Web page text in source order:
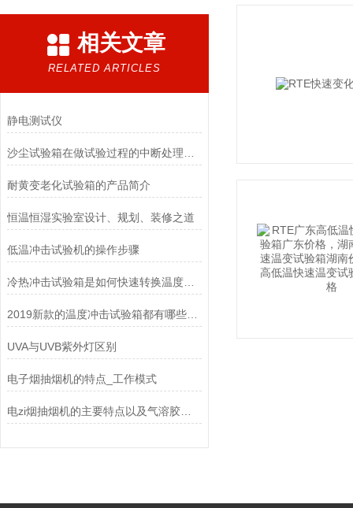
相关文章
RELATED ARTICLES
静电测试仪
耐黄变老化试验箱的产品简介
恒温恒湿实验室设计、规划、装修之道
低温冲击试验机的操作步骤
冷热冲击试验箱是如何快速转换温度的吗？
2019新款的温度冲击试验箱都有哪些功能
UVA与UVB紫外灯区别
电子烟抽烟机的特点_工作模式
电zi烟抽烟机的主要特点以及气溶胶捕集量的测定要求